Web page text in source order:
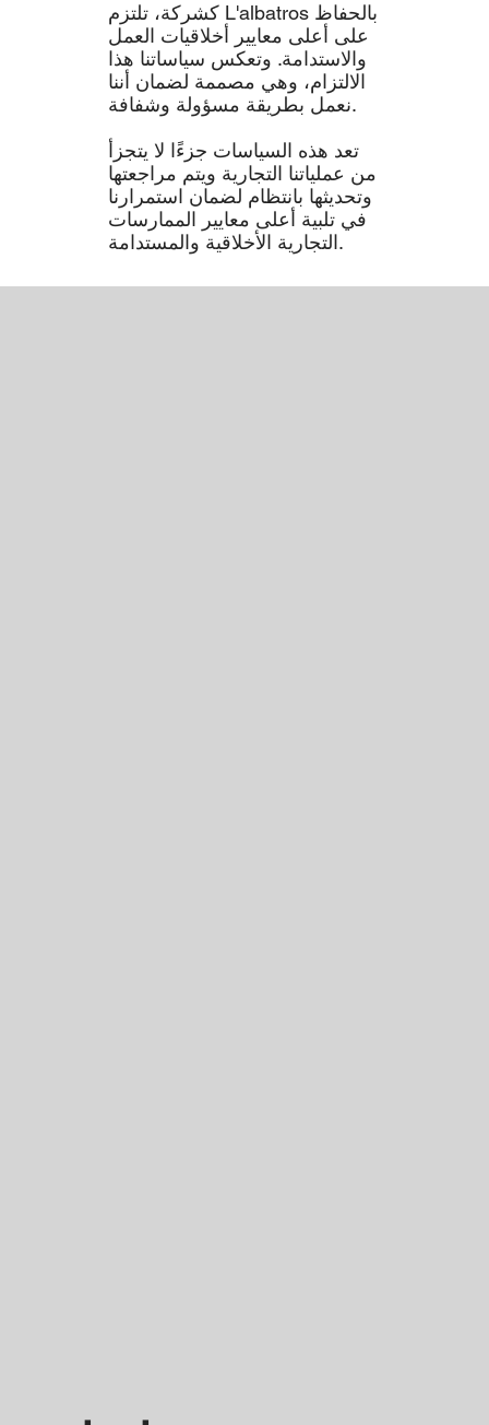
كشركة، تلتزم L'albatros بالحفاظ
على أعلى معايير أخلاقيات العمل
والاستدامة. وتعكس سياساتنا هذا
الالتزام، وهي مصممة لضمان أننا
نعمل بطريقة مسؤولة وشفافة.
تعد هذه السياسات جزءًا لا يتجزأ
من عملياتنا التجارية ويتم مراجعتها
وتحديثها بانتظام لضمان استمرارنا
في تلبية أعلى معايير الممارسات
التجارية الأخلاقية والمستدامة.